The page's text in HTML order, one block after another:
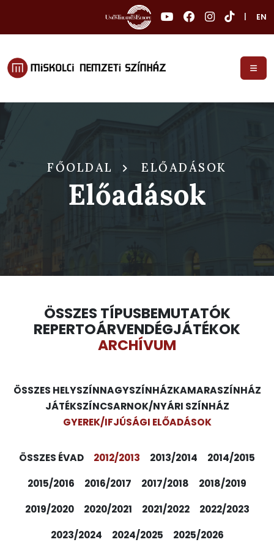
EN
FŐOLDAL ELŐADÁSOK
Előadások
ÖSSZES TÍPUSBEMUTATÓK
REPERTOÁRVENDÉGJÁTÉKOK
ARCHÍVUM
ÖSSZES HELYSZÍNNAGYSZÍNHÁZKAMARASZÍNHÁZ
JÁTÉKSZÍNCSARNOK/NYÁRI SZÍNHÁZ
GYEREK/IFJÚSÁGI ELŐADÁSOK
ÖSSZES ÉVAD 2012/2013 2013/2014
2014/2015
2015/2016
2016/2017 2017/2018
2018/2019
2019/2020
2020/2021 2021/2022
2022/2023
2023/2024
2024/2025 2025/2026